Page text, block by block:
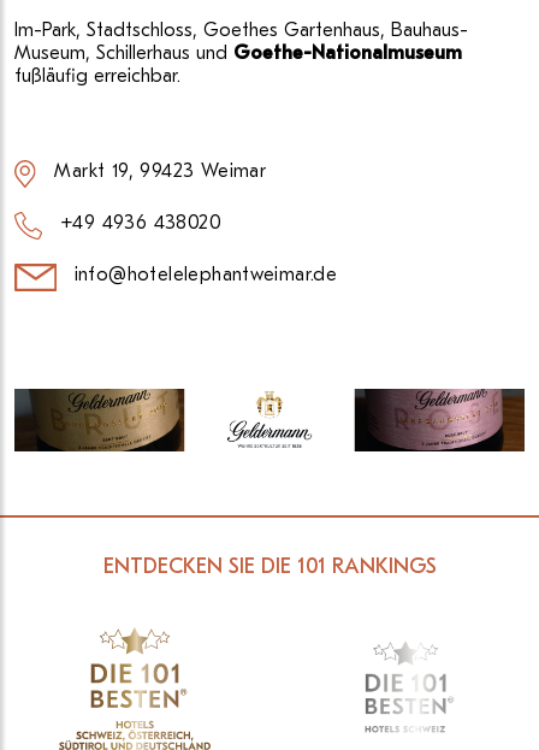
lm-Park, Stadtschloss, Goethes Gartenhaus, Bauhaus-
Museum, Schillerhaus und Goethe-Nationalmuseum
fußläufig erreichbar.
Markt 19, 99423 Weimar
+49 4936 438020
info@hotelelephantweimar.de
ENTDECKEN SIE DIE 101 RANKINGS